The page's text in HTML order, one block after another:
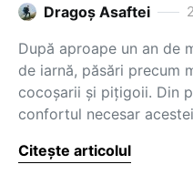
Dragoş Asaftei
După aproape un an de
de iarnă, păsări precum
cocoşarii şi piţigoii. Din
confortul necesar
Citește articolul